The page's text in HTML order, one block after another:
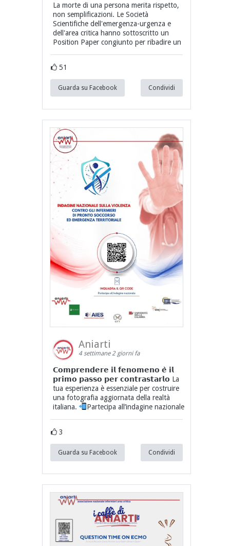
La morte di una persona merita rispetto,
non semplificazioni. Le Società
Scientifiche dell'emergenza-urgenza e
dell'area critica hanno sottoscritto un
Position Paper congiunto per ribadire un
51
Guarda su Facebook Condividi
Aniarti
4 settimane 2 giorni fa
𝗖𝗼𝗺𝗽𝗿𝗲𝗻𝗱𝗲𝗿𝗲 𝗶𝗹 𝗳𝗲𝗻𝗼𝗺𝗲𝗻𝗼 𝗲̀ 𝗶𝗹
𝗽𝗿𝗶𝗺𝗼 𝗽𝗮𝘀𝘀𝗼 𝗽𝗲𝗿 𝗰𝗼𝗻𝘁𝗿𝗮𝘀𝘁𝗮𝗿𝗹𝗼 La
tua esperienza è essenziale per costruire
una fotografia aggiornata della realtà
italiana.
Partecipa all’indagine nazionale
3
Guarda su Facebook Condividi